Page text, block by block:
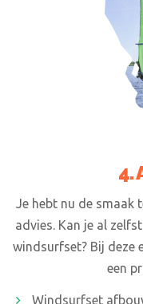
4.
Je hebt nu de smaak
advies. Kan je al
windsurfset? Bij deze
een
Windsurfset